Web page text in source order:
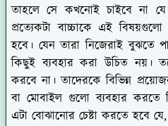
তাহলে সে কখনোই চাইবে না
প্রত্যেকটা বাচ্চাকে এই
হবে। যেন তারা নিজেরাই বুঝতে
কিছুই ব্যবহার করা উচিত নয়।
করবে না। তাদেরকে বিভিন্ন
বা মোবাইল গুলো ব্যবহার করতে
এটা বোঝানোর চেষ্টা করতে হবে যে,